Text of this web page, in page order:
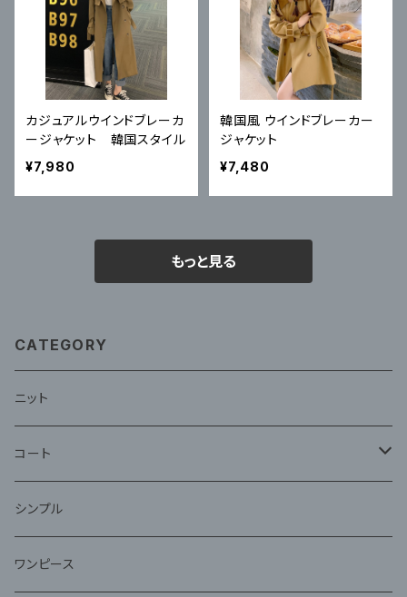
カジュアルウインドブレーカ
ージャケット 韓国スタイル
¥7,980
韓国風 ウインドブレーカー
ジャケット
¥7,480
もっと見る
CATEGORY
ニット
コート
ファー
シンプル
ワンピース